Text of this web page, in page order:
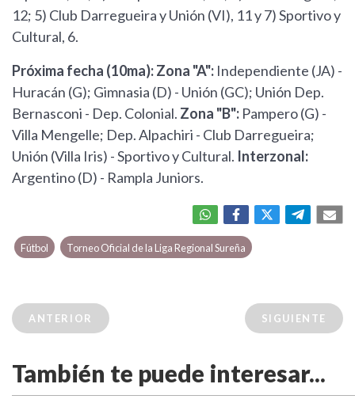
12; 5) Club Darregueira y Unión (VI), 11 y 7) Sportivo y
Cultural, 6.
Próxima fecha (10ma): Zona "A": Independiente (JA) -
Huracán (G); Gimnasia (D) - Unión (GC); Unión Dep.
Bernasconi - Dep. Colonial. Zona "B": Pampero (G) -
Villa Mengelle; Dep. Alpachiri - Club Darregueira;
Unión (Villa Iris) - Sportivo y Cultural. Interzonal:
Argentino (D) - Rampla Juniors.
Fútbol Torneo Oficial de la Liga Regional Sureña
ANTERIOR SIGUIENTE
También te puede interesar...